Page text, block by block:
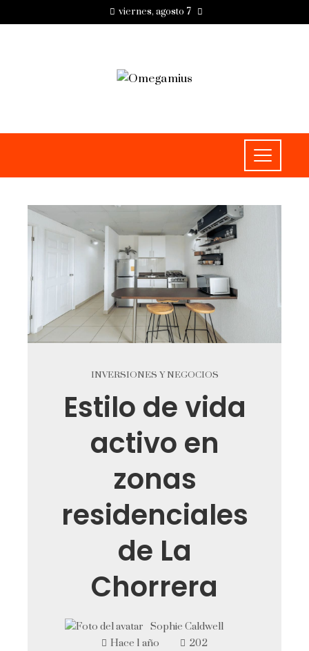
viernes, agosto 7
INVERSIONES Y NEGOCIOS
Estilo de vida
activo en
zonas
residenciales
de La
Chorrera
Sophie Caldwell
Hace 1 año
202